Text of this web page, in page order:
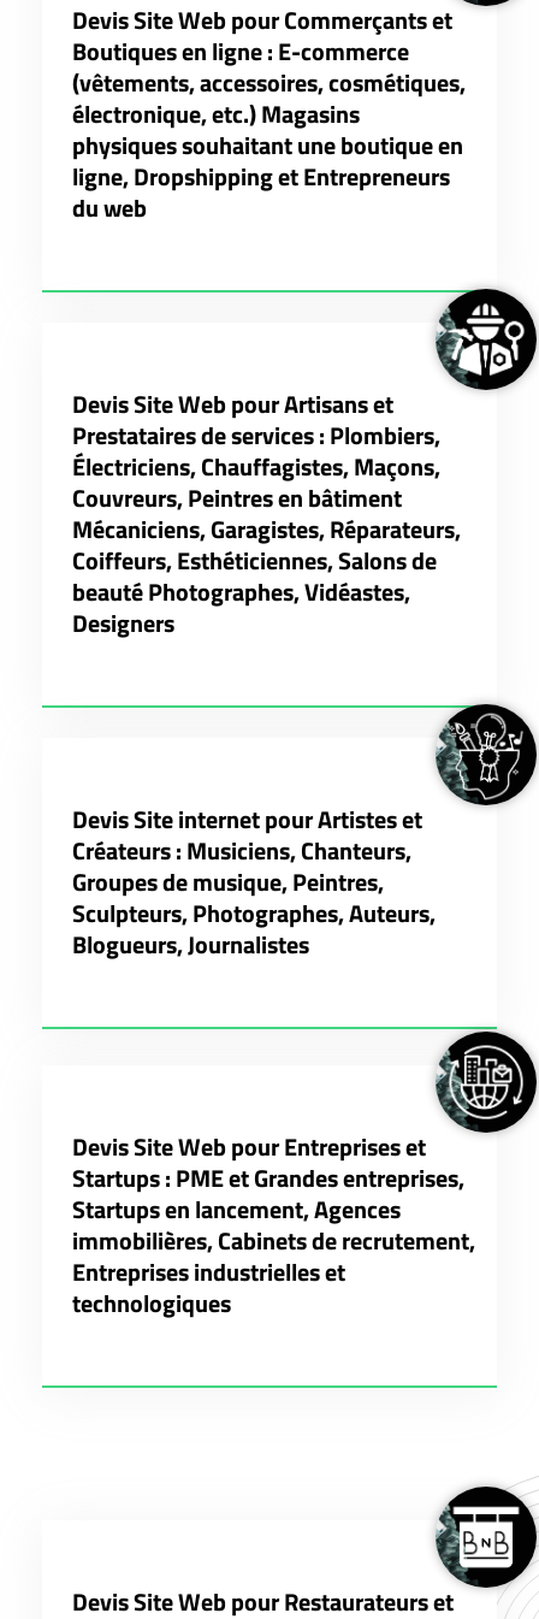
Devis Site Web pour Commerçants et
Boutiques en ligne : E-commerce
(vêtements, accessoires, cosmétiques,
électronique, etc.) Magasins
physiques souhaitant une boutique en
ligne, Dropshipping et Entrepreneurs
du web
Devis Site Web pour Artisans et
Prestataires de services : Plombiers,
Électriciens, Chauffagistes, Maçons,
Couvreurs, Peintres en bâtiment
Mécaniciens, Garagistes, Réparateurs,
Coiffeurs, Esthéticiennes, Salons de
beauté Photographes, Vidéastes,
Designers
Devis Site internet pour Artistes et
Créateurs : Musiciens, Chanteurs,
Groupes de musique, Peintres,
Sculpteurs, Photographes, Auteurs,
Blogueurs, Journalistes
Devis Site Web pour Entreprises et
Startups : PME et Grandes entreprises,
Startups en lancement, Agences
immobilières, Cabinets de recrutement,
Entreprises industrielles et
technologiques
Devis Site Web pour Restaurateurs et